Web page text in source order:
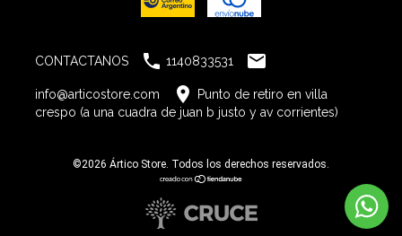
CONTACTANOS  1140833531 
info@articostore.com 
Punto de retiro en villa
crespo (a una cuadra de juan b justo y av corrientes)
©2026 Ártico Store. Todos los derechos reservados.